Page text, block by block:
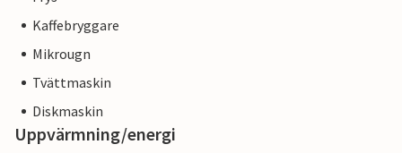
Kaffebryggare
Mikrougn
Tvättmaskin
Diskmaskin
Uppvärmning/energi